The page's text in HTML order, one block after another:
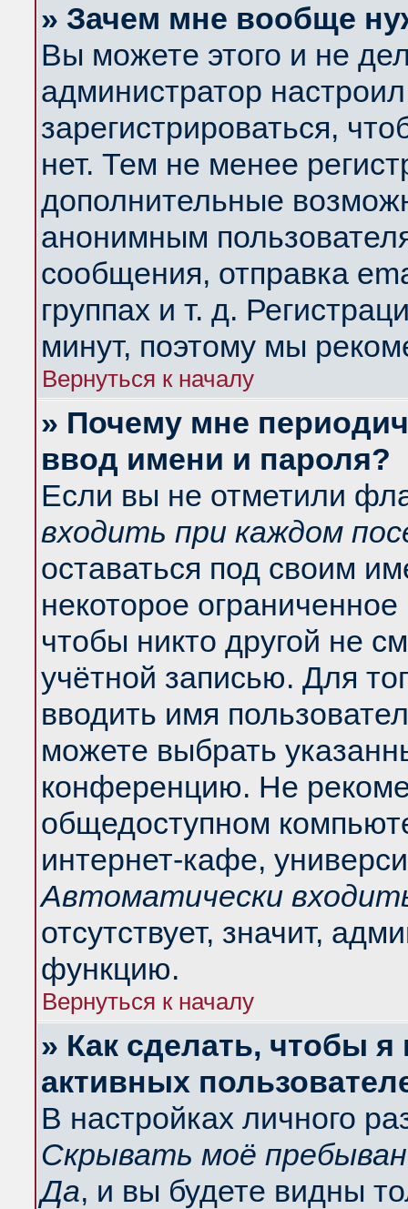
» Зачем мне вообще
Вы можете этого и не
администратор
зарегистрироваться,
нет. Тем не менее
дополнительные
анонимным
сообщения, отправка
группах и т. д.
минут, поэтому мы
Вернуться к началу
» Почему мне
ввод имени и пароля?
Если вы не отметили
входить при каждом
оставаться под своим
некоторое
чтобы никто другой не
учётной записью. Для
вводить имя
можете выбрать
конференцию. Не
общедоступном
интернет-кафе,
Автоматически
отсутствует, значит,
функцию.
Вернуться к началу
» Как сделать, чтобы
активных
В настройках личного
Скрывать моё
Да, и вы будете видны